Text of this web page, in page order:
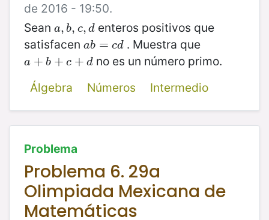
de 2016 - 19:50.
Sean a, b, c, d
a,b,c,d enteros positivos que
satisfacen ab = cd
ab =c d . Muestra que
a + b + c + d
a +b + c+d
no es un número primo.
Álgebra
Números Intermedio
Problema
Problema 6. 29a
Olimpiada Mexicana de
Matemáticas